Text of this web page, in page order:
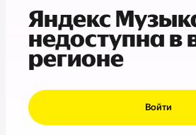
Яндекс
недоступна в
регионе
Войти